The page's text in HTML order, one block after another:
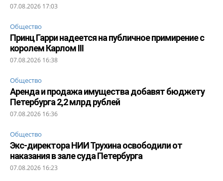
07.08.2026 17:03
Общество
Принц Гарри надеется на публичное примирение с
королем Карлом III
07.08.2026 16:38
Общество
Аренда и продажа имущества добавят бюджету
Петербурга 2,2 млрд рублей
07.08.2026 16:36
Общество
Экс-директора НИИ Трухина освободили от
наказания в зале суда Петербурга
07.08.2026 16:23